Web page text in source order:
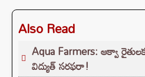
Also Read
Aqua Farmers: ఆక్వా
విద్యుత్‌ సరఫరా!